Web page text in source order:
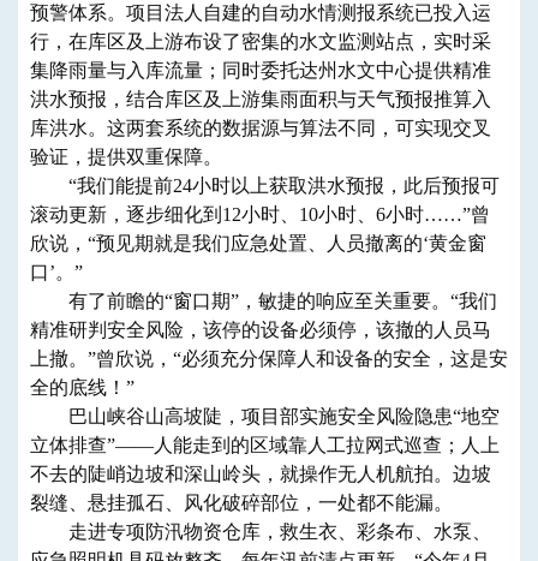
预警体系。项目法人自建的自动水情测报系统已投入运
行，在库区及上游布设了密集的水文监测站点，实时采
集降雨量与入库流量；同时委托达州水文中心提供精准
洪水预报，结合库区及上游集雨面积与天气预报推算入
库洪水。这两套系统的数据源与算法不同，可实现交叉
验证，提供双重保障。
“我们能提前24小时以上获取洪水预报，此后预报可
滚动更新，逐步细化到12小时、10小时、6小时……”曾
欣说，“预见期就是我们应急处置、人员撤离的‘黄金窗
口’。”
有了前瞻的“窗口期”，敏捷的响应至关重要。“我们
精准研判安全风险，该停的设备必须停，该撤的人员马
上撤。”曾欣说，“必须充分保障人和设备的安全，这是安
全的底线！”
巴山峡谷山高坡陡，项目部实施安全风险隐患“地空
立体排查”——人能走到的区域靠人工拉网式巡查；人上
不去的陡峭边坡和深山岭头，就操作无人机航拍。边坡
裂缝、悬挂孤石、风化破碎部位，一处都不能漏。
走进专项防汛物资仓库，救生衣、彩条布、水泵、